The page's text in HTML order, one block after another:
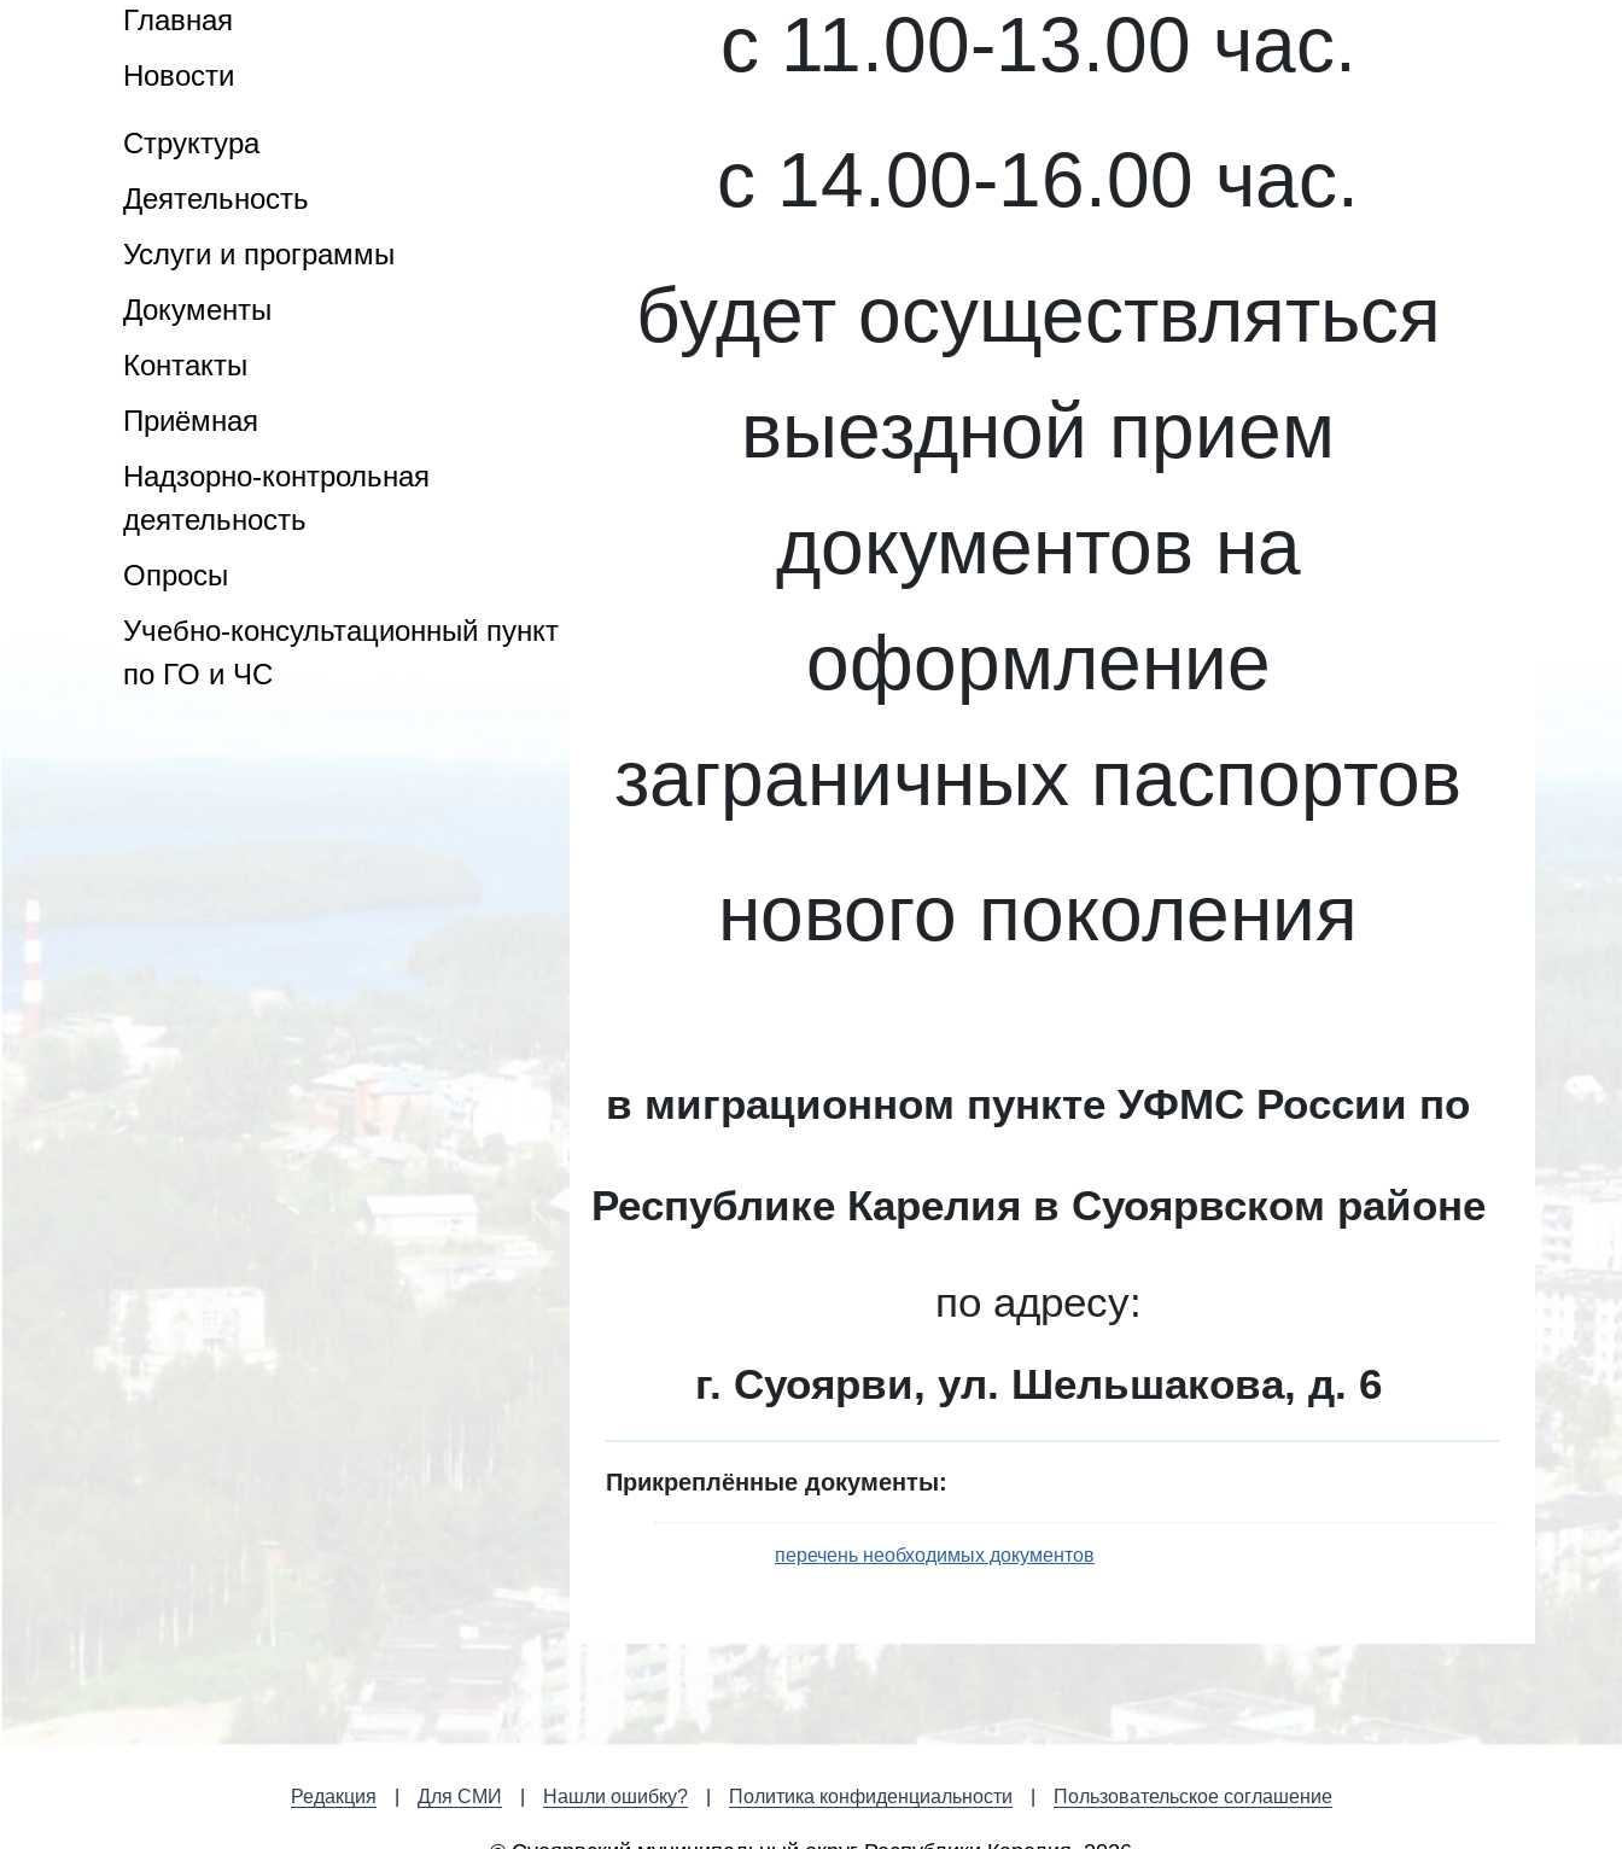
Главная
Новости
Структура
Деятельность
Услуги и программы
Документы
Контакты
Приёмная
Надзорно-контрольная
деятельность
Опросы
Учебно-консультационный пункт
по ГО и ЧС
с 11.00-13.00 час.
с 14.00-16.00 час.
будет осуществляться
выездной прием
документов на
оформление
заграничных паспортов
нового поколения
в миграционном пункте УФМС России по
Республике Карелия в Суоярвском районе
по адресу:
г. Суоярви, ул. Шельшакова, д. 6
Прикреплённые документы:
перечень необходимых документов
Редакция Для СМИ Нашли ошибку? Политика конфиденциальности Пользовательское соглашение